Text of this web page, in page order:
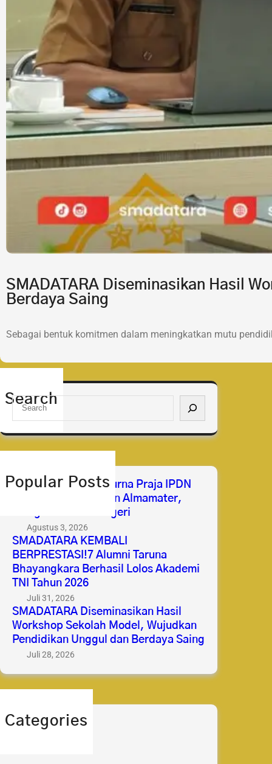
SMADATARA Diseminasikan Hasil
Berdaya Saing
Sebagai bentuk komitmen dalam meningkatkan mutu
Search
S
a
h
Popular Posts
Selamat & Sukses Purna Praja IPDN
2026 Membanggakan Almamater,
Mengabdi untuk Negeri
Agustus 3, 2026
SMADATARA KEMBALI
BERPRESTASI!7 Alumni Taruna
Bhayangkara Berhasil Lolos Akademi
TNI Tahun 2026
Juli 31, 2026
SMADATARA Diseminasikan Hasil
Workshop Sekolah Model, Wujudkan
Pendidikan Unggul dan Berdaya Saing
Juli 28, 2026
Categories